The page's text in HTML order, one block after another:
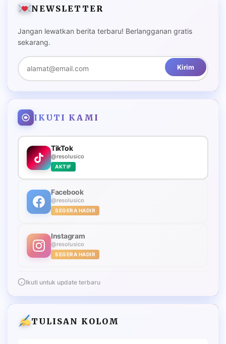
NEWSLETTER
Jangan lewatkan berita terbaru! Berlangganan gratis
sekarang.
Kirim
IKUTI KAMI
TikTok
@resolusico
AKTIF
Facebook
@resolusico
SEGERA HADIR
Instagram
@resolusico
SEGERA HADIR
Ikuti untuk update terbaru
TULISAN KOLOM